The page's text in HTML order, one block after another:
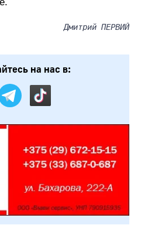
Дмитрий ПЕРВИЙ
на нас в: